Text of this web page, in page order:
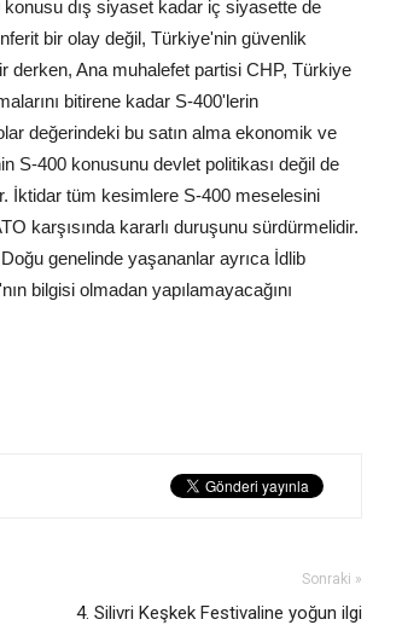
dış siyaset kadar iç siyasette de
bir olay değil, Türkiye'nin güvenlik
derken, Ana muhalefet partisi CHP, Türkiye
bitirene kadar S-400'lerin
değerindeki bu satın alma ekonomik ve
S-400 konusunu devlet politikası değil de
İktidar tüm kesimlere S-400 meselesini
karşısında kararlı duruşunu sürdürmelidir.
genelinde yaşananlar ayrıca İdlib
bilgisi olmadan yapılamayacağını
Sonraki »
4. Silivri Keşkek Festivaline yoğun ilgi